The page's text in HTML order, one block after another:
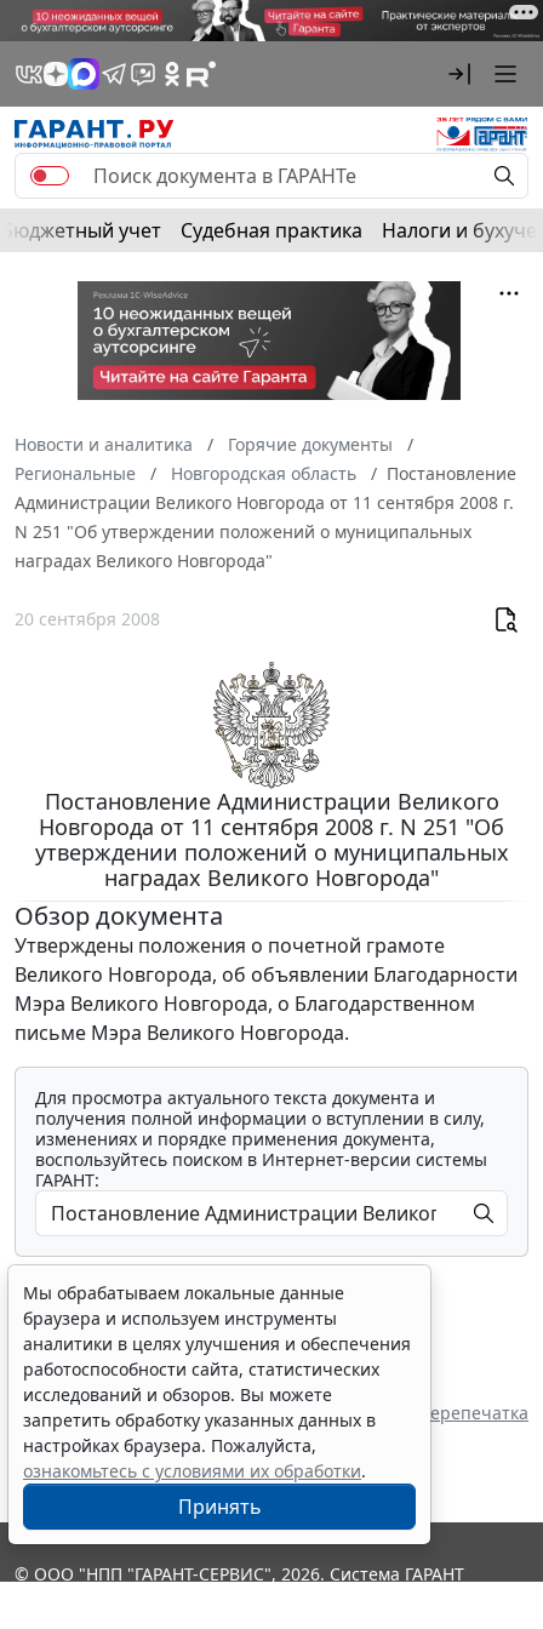
Бюджетный учет Судебная практика Налоги и
Новости и аналитика
Горячие документы
Региональные
Новгородская область
Постановление
Администрации Великого Новгорода от 11 сентября 2008 г.
N 251 "Об утверждении положений о муниципальных
наградах Великого Новгорода"
20 сентября 2008
Постановление Администрации Великого
Новгорода от 11 сентября 2008 г. N 251 "Об
утверждении положений о муниципальных
наградах Великого Новгорода"
Обзор документа
Утверждены положения о почетной грамоте
Великого Новгорода, об объявлении Благодарности
Мэра Великого Новгорода, о Благодарственном
письме Мэра Великого Новгорода.
Для просмотра актуального текста документа и
получения полной информации о вступлении в силу,
изменениях и порядке применения документа,
воспользуйтесь поиском в Интернет-версии системы
ГАРАНТ:
Показать все материалы
Перепечатка
Мы обрабатываем локальные данные
браузера и используем инструменты
аналитики в целях улучшения и обеспечения
работоспособности сайта, статистических
исследований и обзоров. Вы можете
запретить обработку указанных данных в
настройках браузера. Пожалуйста,
ознакомьтесь с условиями их обработки.
Принять
© ООО "НПП "ГАРАНТ-СЕРВИС", 2026. Система ГАРАНТ